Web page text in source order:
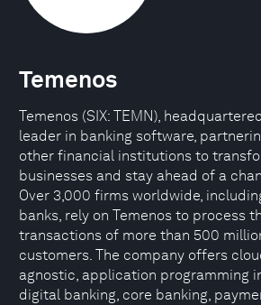
Temenos
Temenos (SIX: TEMN),
leader in banking software,
other financial institutions to
businesses and stay ahead of a
Over 3,000 firms worldwide,
banks, rely on Temenos to process
transactions of more than 500
customers. The company offers
agnostic, application programming
digital banking, core banking,